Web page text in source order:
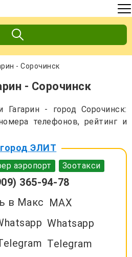
- Сорочинск
- Сорочинск
Гагарин - город Сорочинск:
телефонов, рейтинг и
ЭЛИТ
аэропорт Зоотакси
365-94-78
MAX
Whatsapp
Telegram